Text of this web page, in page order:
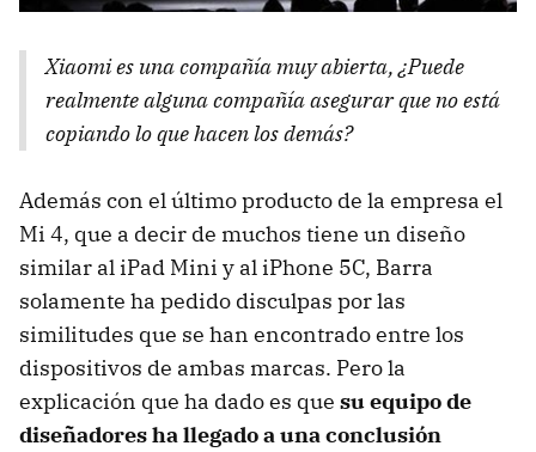
Xiaomi es una compañía muy abierta, ¿Puede
realmente alguna compañía asegurar que no está
copiando lo que hacen los demás?
Además con el último producto de la empresa el
Mi 4, que a decir de muchos tiene un diseño
similar al iPad Mini y al iPhone 5C, Barra
solamente ha pedido disculpas por las
similitudes que se han encontrado entre los
dispositivos de ambas marcas. Pero la
explicación que ha dado es que su equipo de
diseñadores ha llegado a una conclusión